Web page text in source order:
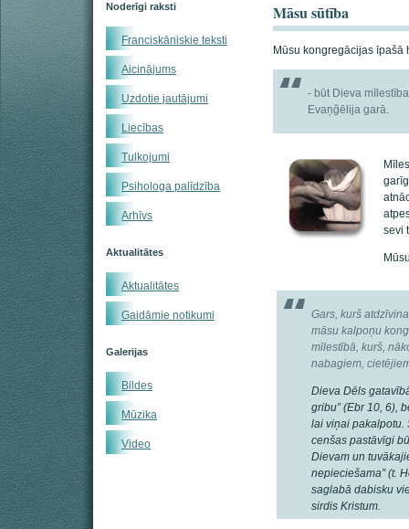
Noderīgi raksti
Franciskāniskie teksti
Aicinājums
Uzdotie jautājumi
Liecības
Tulkojumi
Psihologa palīdzība
Arhīvs
Aktualitātes
Aktualitātes
Gaidāmie notikumi
Galerijas
Bildes
Mūzika
Video
Māsu sūtība
Mūsu kongregācijas īpašā
- būt Dieva
Evaņğēlija garā.
sevi
Gars, kurš
māsu kalpoņu
mīlestībā, kurš,
nabagiem,
Dieva Dēls
gribu” (Ebr 10, 6),
lai viņai pakalpotu.
cenšas pastāvīgi
Dievam un
nepieciešama” (t.
saglabā dabisku
sirdis Kristum.